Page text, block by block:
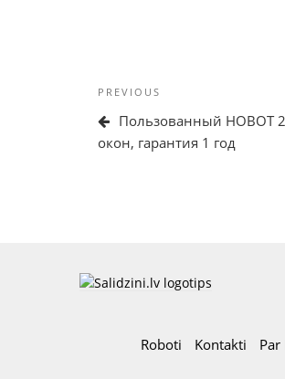
Ziņu
izvēlne
Previous
Post
PREVIOUS
Пользованный HOBOT
окон, гарантия 1 год
Roboti Kontakti